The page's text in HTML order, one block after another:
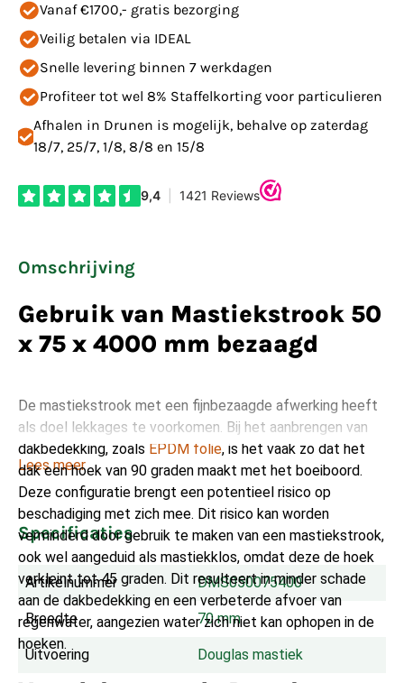
Vanaf €1700,- gratis bezorging
Veilig betalen via IDEAL
Snelle levering binnen 7 werkdagen
Profiteer tot wel 8% Staffelkorting voor particulieren
Afhalen in Drunen is mogelijk, behalve op zaterdag
18/7, 25/7, 1/8, 8/8 en 15/8
Omschrijving
Gebruik van Mastiekstrook 50
x 75 x 4000 mm bezaagd
De mastiekstrook met een fijnbezaagde afwerking heeft
als doel lekkages te voorkomen. Bij het aanbrengen van
dakbedekking, zoals EPDM folie, is het vaak zo dat het
dak een hoek van 90 graden maakt met het boeiboord.
Deze configuratie brengt een potentieel risico op
beschadiging met zich mee. Dit risico kan worden
verminderd door gebruik te maken van een mastiekstrook,
ook wel aangeduid als mastiekklos, omdat deze de hoek
verkleint tot 45 graden. Dit resulteert in minder schade
aan de dakbedekking en een verbeterde afvoer van
regenwater, aangezien water zich niet kan ophopen in de
hoeken.
Lees meer
Specificaties
Artikelnummer DMS050075400
Breedte 70 mm
Uitvoering Douglas mastiek